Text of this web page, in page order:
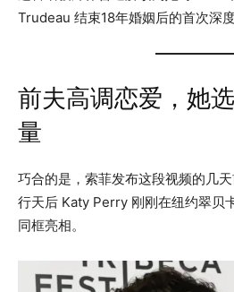
Trudeau 结束18年婚姻后的首次深度
前夫高调恋爱，她
量
巧合的是，索菲发布这段视频的几
行天后 Katy Perry 刚刚在纽约翠贝
同框亮相。